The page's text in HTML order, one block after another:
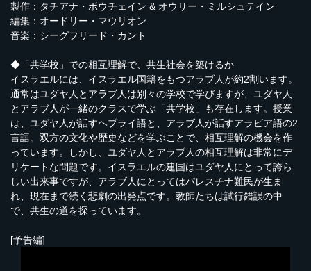
製作：タチアナ・ボウチェイン & オウリー・ミルシュテイン
編集：オードリー・マウリオン
音楽：シーグフリード・カント
◆「共学校」での相互理解で、共生社会を築けるか
イスラエルには、イスラエル国籍をもつアラブ人が約2割います。
通常はユダヤ人とアラブ人は別々の学校で学びますが、ユダヤ人
とアラブ人が一緒のクラスで学ぶ「共学校」も存在します。授業
は、ユダヤ人が話すヘブライ語と、アラブ人が話すアラビア語の2
言語。双方の文化や歴史などを学ぶことで、相互理解の機会を作
っています。しかし、ユダヤ人とアラブ人の相互理解は非常にデ
リケートな問題です。イスラエルの建国はユダヤ人にとって誇ら
しい出来事ですが、アラブ人にとってはパレスチナ難民が生ま
れ、現在まで続く悲劇の出発点です。教師たちは試行錯誤の中
で、共生の道を探っています。
[予告編]